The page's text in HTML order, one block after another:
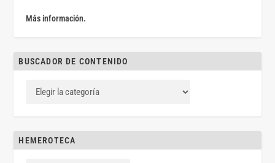
Más información.
BUSCADOR DE CONTENIDO
HEMEROTECA